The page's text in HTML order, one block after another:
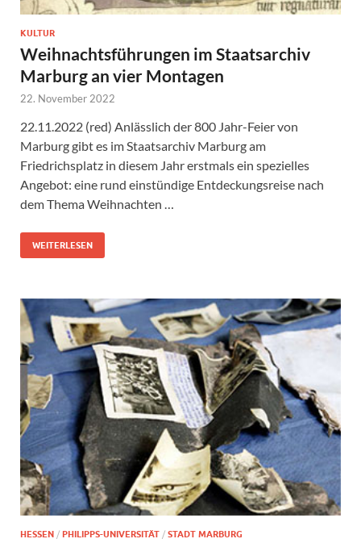
KULTUR
Weihnachtsführungen im Staatsarchiv
Marburg an vier Montagen
22. November 2022
22.11.2022 (red) Anlässlich der 800 Jahr-Feier von
Marburg gibt es im Staatsarchiv Marburg am
Friedrichsplatz in diesem Jahr erstmals ein spezielles
Angebot: eine rund einstündige Entdeckungsreise nach
dem Thema Weihnachten …
WEITERLESEN
HESSEN / PHILIPPS-UNIVERSITÄT / STADT MARBURG